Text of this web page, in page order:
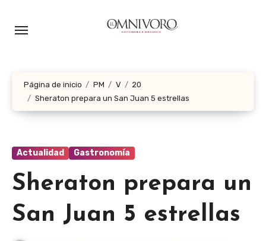
Página de inicio PM V
20
Sheraton prepara un San Juan 5 estrellas
Actualidad Gastronomía
Sheraton prepara un
San Juan 5 estrellas